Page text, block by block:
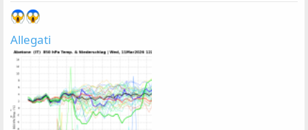
Allegati